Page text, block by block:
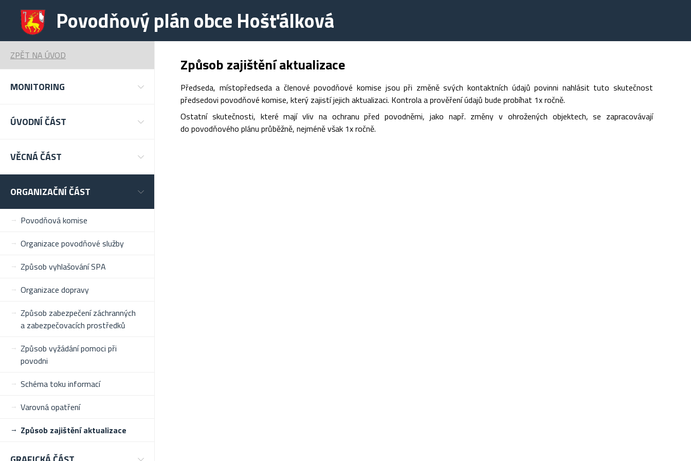
Povodňový plán obce Hošťálková
ZPĚT NA ÚVOD
MONITORING
ÚVODNÍ ČÁST
VĚCNÁ ČÁST
ORGANIZAČNÍ ČÁST
Povodňová komise
Organizace povodňové služby
Způsob vyhlašování SPA
Organizace dopravy
Způsob zabezpečení záchranných
a zabezpečovacích prostředků
Způsob vyžádání pomoci při
povodni
Schéma toku informací
Varovná opatření
Způsob zajištění aktualizace
Způsob zajištění aktualizace
Předseda, místopředseda a členové povodňové komise jsou při změně svých kontaktních údajů povinni nahlásit tuto skutečnost
předsedovi povodňové komise, který zajistí jejich aktualizaci. Kontrola a prověření údajů bude probíhat 1x ročně.
Ostatní skutečnosti, které mají vliv na ochranu před povodněmi, jako např. změny v ohrožených objektech, se zapracovávají
do povodňového plánu průběžně, nejméně však 1x ročně.